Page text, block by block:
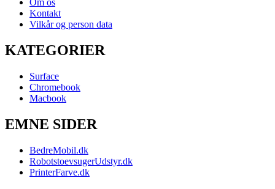
Om os
Kontakt
Vilkår og person data
KATEGORIER
Surface
Chromebook
Macbook
EMNE SIDER
BedreMobil.dk
RobotstoevsugerUdstyr.dk
PrinterFarve.dk